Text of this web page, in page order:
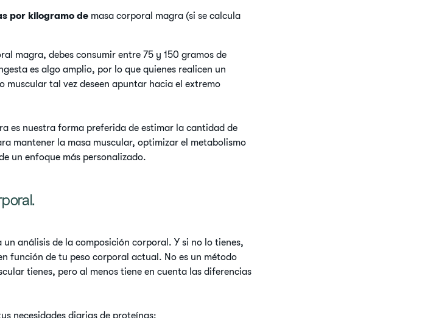
por kilogramo demasa corporal magra (si se calcula
magra, debes consumir entre 75 y 150 gramos de
es algo amplio, por lo que quienes realicen un
muscular tal vez deseen apuntar hacia el extremo
es nuestra forma preferida de estimar la cantidad de
mantener la masa muscular, optimizar el metabolismo
un enfoque más personalizado.
análisis de la composición corporal. Y si no lo tienes,
función de tu peso corporal actual. No es un método
tienes, pero al menos tiene en cuenta las diferencias
necesidades diarias de proteínas: